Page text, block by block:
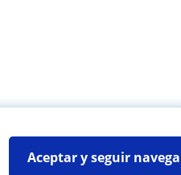
Aceptar y seguir
Mapa web: